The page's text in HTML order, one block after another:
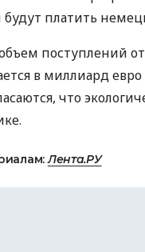
платить
поступлений
в миллиард
что
Лента.РУ